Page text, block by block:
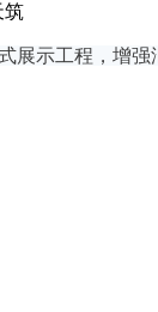
筑
展示工程，增